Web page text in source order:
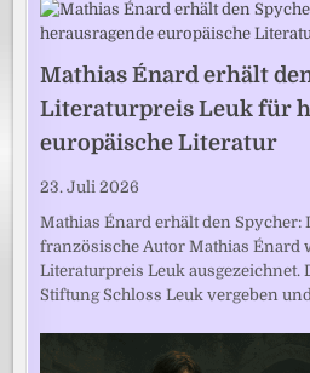
Mathias Énard erhält
Literaturpreis Leuk für
europäische Literatur
23. Juli 2026
Mathias Énard erhält den
französische Autor Mathias Énard
Literaturpreis Leuk ausgezeichnet.
Stiftung Schloss Leuk vergeben